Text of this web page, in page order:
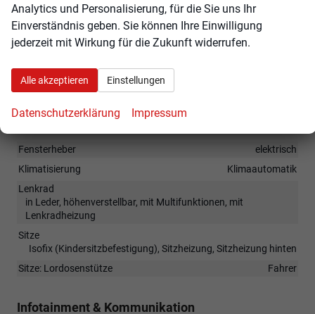
Tagfahrlicht mit LED
Kurvenlicht
Geschwindigkeitserkennung
Bergabfahrassistent
Drahtloses Telefonladen
Fensterheber
elektrisch
Klimatisierung
Klimaautomatik
Lenkrad
in Leder, höhenverstellbar, mit Multifunktionen, mit
Lenkradheizung
Sitze
Isofix (Kindersitzbefestigung), Sitzheizung, Sitzheizung hinten
Sitze: Lordosenstütze
Fahrer
Infotainment & Kommunikation
Analytics und Personalisierung, für die Sie uns Ihr
Einverständnis geben. Sie können Ihre Einwilligung
jederzeit mit Wirkung für die Zukunft widerrufen.
Alle akzeptieren Einstellungen
Datenschutzerklärung Impressum